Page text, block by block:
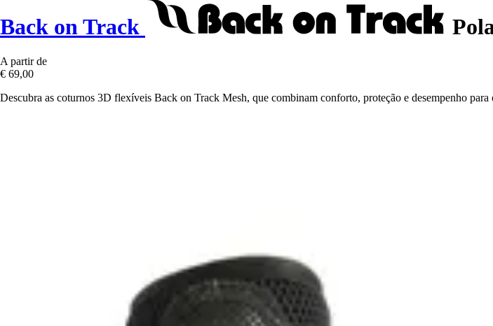
Back on Track
A partir de
€ 69,00
Descubra as coturnos 3D flexíveis Back on Track Mesh, que combinam conforto, proteção e desempenho para